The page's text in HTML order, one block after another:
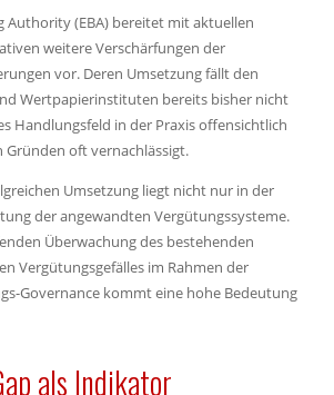
Authority (EBA) bereitet mit aktuellen
weitere Verschärfungen der
vor. Deren Umsetzung fällt den
Wertpapierinstituten bereits bisher nicht
Handlungsfeld in der Praxis offensichtlich
Gründen oft vernachlässigt.
Umsetzung liegt nicht nur in der
der angewandten Vergütungssysteme.
Überwachung des bestehenden
Vergütungsgefälles im Rahmen der
Governance kommt eine hohe Bedeutung
als Indikator